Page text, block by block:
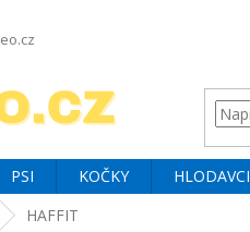
PSI KOČKY HLODAVCI
HAFFIT